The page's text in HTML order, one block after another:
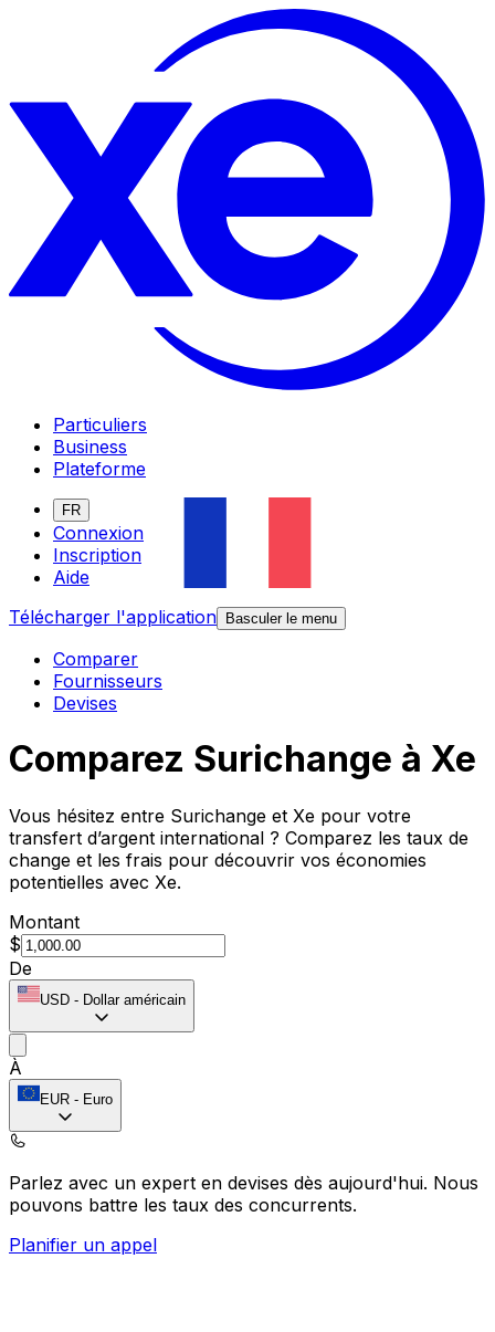
Particuliers
Business
Plateforme
FR
Connexion
Inscription
Aide
Télécharger l'application
Basculer le menu
Comparer
Fournisseurs
Devises
Comparez Surichange à Xe
Vous hésitez entre Surichange et Xe pour votre
transfert d’argent international ? Comparez les taux de
change et les frais pour découvrir vos économies
potentielles avec Xe.
Montant
$
De
USD - Dollar américain
À
EUR - Euro
Parlez avec un expert en devises dès aujourd'hui. Nous
pouvons battre les taux des concurrents.
Planifier un appel